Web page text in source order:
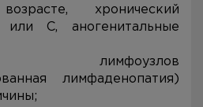
хронический
С, аногенитальные
лимфоузлов
лимфаденопатия)